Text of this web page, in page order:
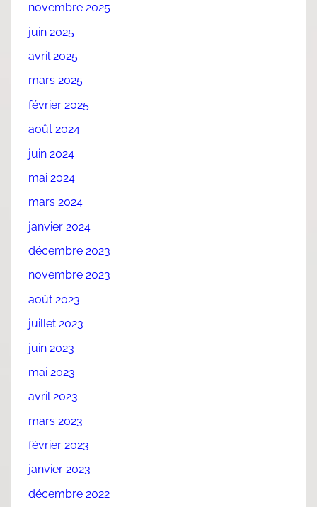
novembre 2025
juin 2025
avril 2025
mars 2025
février 2025
août 2024
juin 2024
mai 2024
mars 2024
janvier 2024
décembre 2023
novembre 2023
août 2023
juillet 2023
juin 2023
mai 2023
avril 2023
mars 2023
février 2023
janvier 2023
décembre 2022